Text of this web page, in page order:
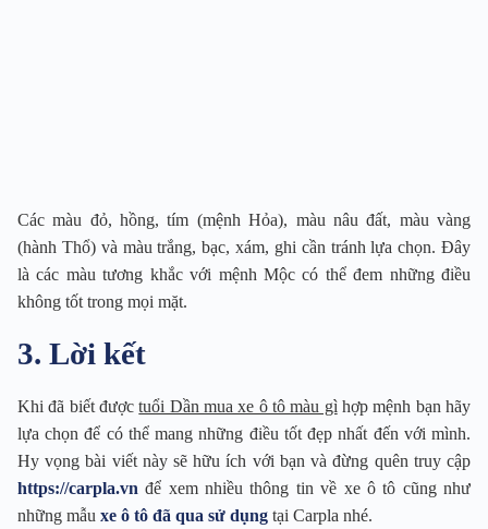
Các màu đỏ, hồng, tím (mệnh Hỏa), màu nâu đất, màu vàng
(hành Thổ) và màu trắng, bạc, xám, ghi cần tránh lựa chọn. Đây
là các màu tương khắc với mệnh Mộc có thể đem những điều
không tốt trong mọi mặt.
3. Lời kết
Khi đã biết đượctuổi Dần mua xe ô tô màu gìhợp mệnh bạn hãy
lựa chọn để có thể mang những điều tốt đẹp nhất đến với mình.
Hy vọng bài viết này sẽ hữu ích với bạn và đừng quên truy cập
https://carpla.vn để xem nhiều thông tin về xe ô tô cũng như
những mẫu xe ô tô đã qua sử dụng tại Carpla nhé.